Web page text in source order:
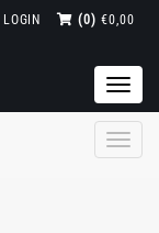
(0) €0,00
LOGIN